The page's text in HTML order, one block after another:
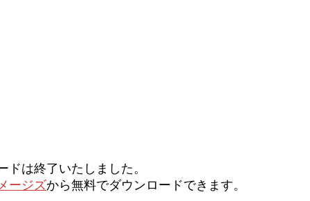
ドは終了いたしました。
ージズから無料でダウンロードできます。